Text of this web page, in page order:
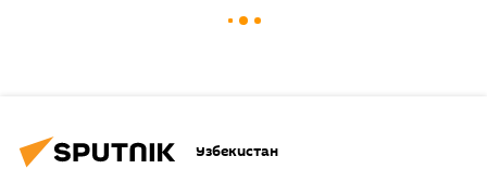
Узбекистан